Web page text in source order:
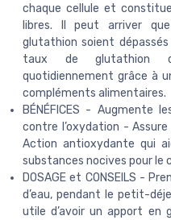
chaque cellule et
libres. Il peut arriver
glutathion soient
taux de glutathion
quotidiennement grâce à
compléments alimentaires.
BÉNÉFICES - Augmente
contre l’oxydation -
Action antioxydante qui
substances nocives pour le
DOSAGE et CONSEILS -
d’eau, pendant le petit-
utile d’avoir un apport en